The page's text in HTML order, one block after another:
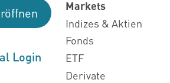
Login
Markets
Indizes & Aktien
Fonds
ETF
Derivate